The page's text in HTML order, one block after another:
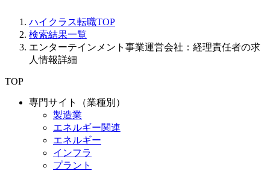
ハイクラス転職TOP
検索結果一覧
エンターテインメント事業運営会社：経理責任者の求
人情報詳細
TOP
専門サイト（業種別）
製造業
エネルギー関連
エネルギー
インフラ
プラント